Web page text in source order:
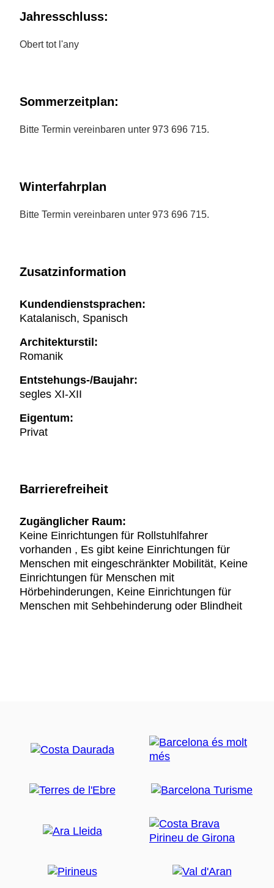
Jahresschluss:
Obert tot l'any
Sommerzeitplan:
Bitte Termin vereinbaren unter 973 696 715.
Winterfahrplan
Bitte Termin vereinbaren unter 973 696 715.
Zusatzinformation
Kundendienstsprachen:
Katalanisch, Spanisch
Architekturstil:
Romanik
Entstehungs-/Baujahr:
segles XI-XII
Eigentum:
Privat
Barrierefreiheit
Zugänglicher Raum:
Keine Einrichtungen für Rollstuhlfahrer
vorhanden , Es gibt keine Einrichtungen für
Menschen mit eingeschränkter Mobilität, Keine
Einrichtungen für Menschen mit
Hörbehinderungen, Keine Einrichtungen für
Menschen mit Sehbehinderung oder Blindheit